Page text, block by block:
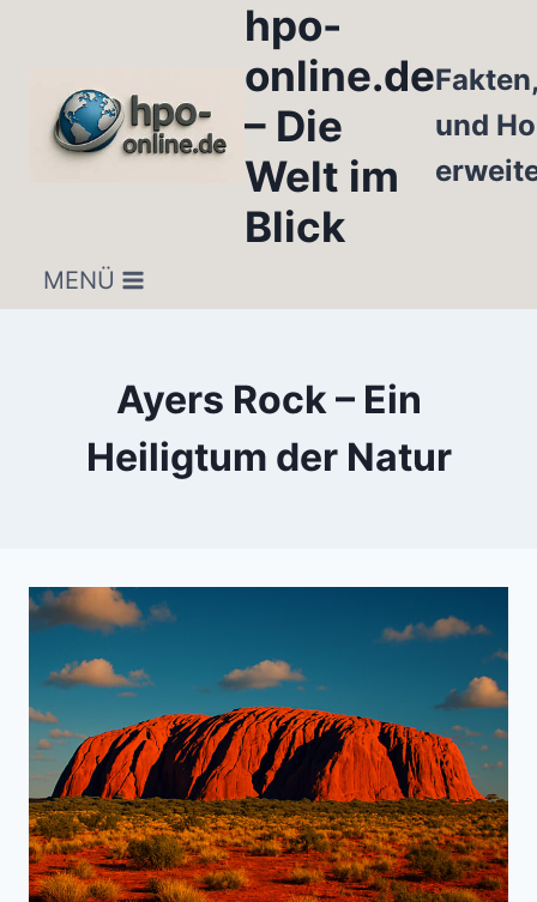
hpo-
online.de
– Die
Welt im
Blick
und
MENÜ
Ayers Rock – Ein
Heiligtum der Natur